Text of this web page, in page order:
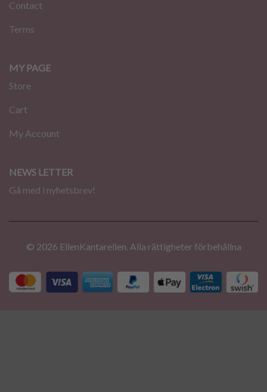
Contact
Terms
MY PAGE
Store
Cart
My Account
NEWS LETTER
Gå med i nyhetsbrev!
© 2026 EllenKantarellen. Alla rättigheter förbehållna